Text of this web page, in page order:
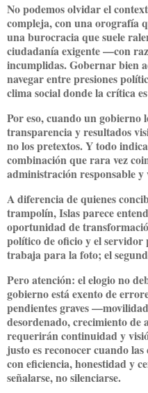
No podemos olvidar el
compleja, con una orografía
una burocracia que suele
ciudadanía exigente —con
incumplidas. Gobernar bien
navegar entre presiones
clima social donde la crítica
Por eso, cuando un
transparencia y resultados
no los pretextos. Y todo
combinación que rara vez
administración responsable y
A diferencia de quienes
trampolín, Islas parece
oportunidad de
político de oficio y el
trabaja para la foto; el
Pero atención: el elogio no
gobierno está exento de
pendientes graves
desordenado, crecimiento
requerirán continuidad y
justo es reconocer cuando
con eficiencia, honestidad y
señalarse, no silenciarse.